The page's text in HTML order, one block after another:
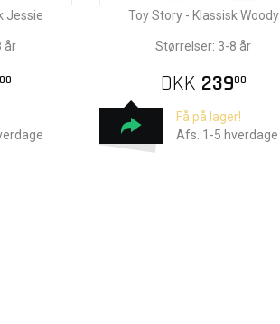
Jessie
år
00
Toy Story - Klassisk Woody
Størrelser: 3-8 år
DKK 23900
Få på lager!
Afs.:1-5 hverdage